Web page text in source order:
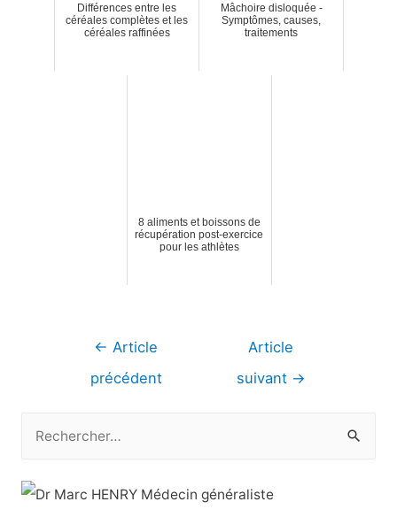
Différences entre les
céréales complètes et les
céréales raffinées
Mâchoire disloquée -
Symptômes, causes,
traitements
8 aliments et boissons de
récupération post-exercice
pour les athlètes
Navigation
← Article
précédent
Article
suivant →
c